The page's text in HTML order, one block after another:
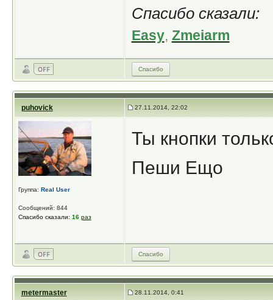
Спасибо сказали:
Easy, Zmeiarm
Спасибо
puhovick 27.11.2014, 22:02
Группа: Real User
Сообщений: 844
Спасибо сказали: 16 раз
Ты кнопки
Пеши Ещо
Спасибо
metermaster 28.11.2014, 0:41